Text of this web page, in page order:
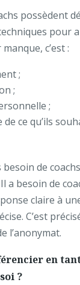
possèdent
pour
c’est :
;
;
;
ce qu’ils
besoin de coachs
Il a besoin de
claire à
C’est
l’anonymat.
en
?